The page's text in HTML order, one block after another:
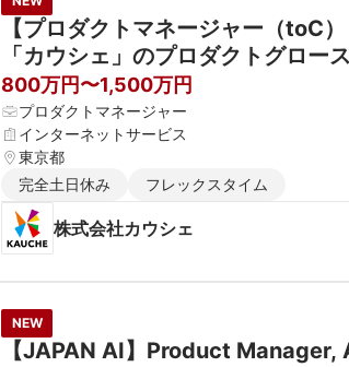
【プロダクトマネージャー（toC
「カウシェ」のプロダクトグロー
800万円〜1,500万円
プロダクトマネージャー
インターネットサービス
東京都
完全土日休み
フレックスタイム
株式会社カウシェ
NEW
【JAPAN AI】Product